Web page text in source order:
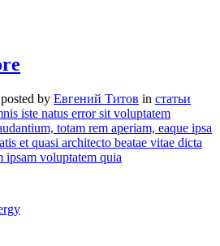
posted by Евгений Титов in статьи
iste natus error sit voluptatem
totam rem aperiam, eaque ipsa
et quasi architecto beatae vitae dicta
ipsam voluptatem quia